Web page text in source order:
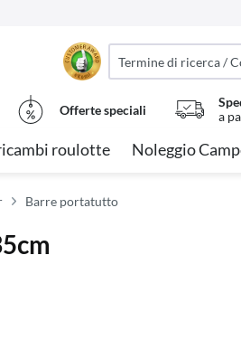
Offerte speciali
a
roulotte Noleggio
Barre portatutto